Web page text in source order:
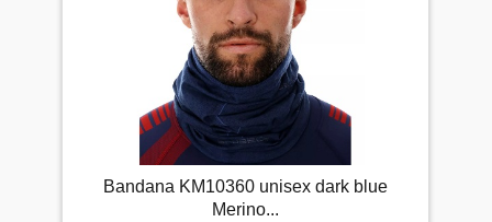
Bandana KM10360 unisex dark blue
Merino...